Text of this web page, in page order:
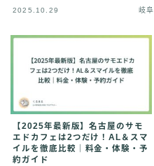
2025.10.29 岐阜
【2025年最新版】名古屋のサモ
エドカフェは2つだけ！AL＆スマ
イルを徹底比較｜料金・体験・予
約ガイド